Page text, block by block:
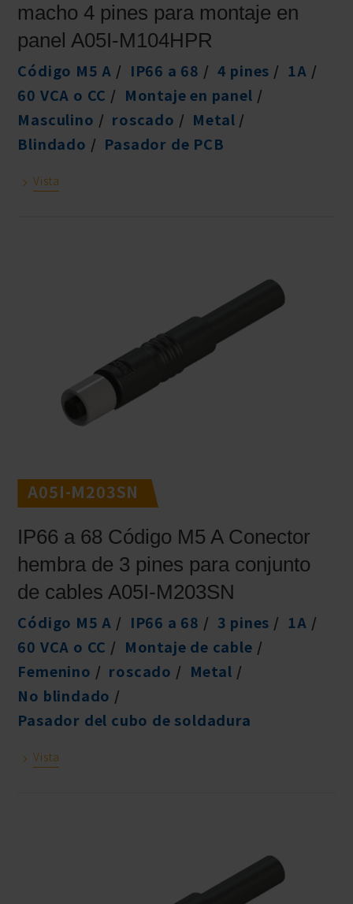
macho 4 pines para montaje en
panel A05I-M104HPR
Código M5 A IP66 a 68 4 pines
1A
60 VCA o CC
Montaje en panel
Masculino
roscado
Metal
Blindado
Pasador de PCB
Vista
A05I-M203SN
IP66 a 68 Código M5 A Conector
hembra de 3 pines para conjunto
de cables A05I-M203SN
Código M5 A IP66 a 68 3 pines
1A
60 VCA o CC
Montaje de cable
Femenino
roscado
Metal
No blindado
Pasador del cubo de soldadura
Vista